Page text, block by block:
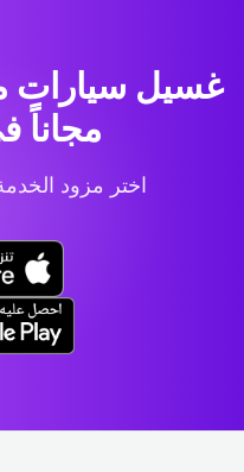
غسيل سيارات
مجاناً
اختر مزود